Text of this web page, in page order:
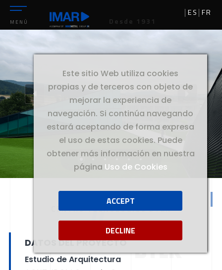
MENÚ Desde 1931
ES FR
Este sitio Web utiliza cookies
propias y de terceros con objeto de
mejorar la experiencia de
navegación. Si continúa navegando
estará aceptando de forma expresa
el uso de estas cookies. Puede
obtener más información en nuestra
página Uso de Cookies
ACCEPT
DECLINE
CENTRO TECNOLÓGICO BTEK
//CENTRO
TECNOLÓGICO
BTEK
DATOS DEL PROYECTO
Estudio de Arquitectura